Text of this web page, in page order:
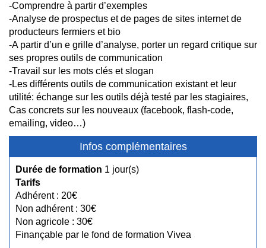
-Comprendre à partir d’exemples
-Analyse de prospectus et de pages de sites internet de
producteurs fermiers et bio
-A partir d’un e grille d’analyse, porter un regard critique sur
ses propres outils de communication
-Travail sur les mots clés et slogan
-Les différents outils de communication existant et leur
utilité: échange sur les outils déjà testé par les stagiaires,
Cas concrets sur les nouveaux (facebook, flash-code,
emailing, video…)
Infos complémentaires
Durée de formation 1 jour(s)
Tarifs
Adhérent : 20€
Non adhérent : 30€
Non agricole : 30€
Finançable par le fond de formation Vivea